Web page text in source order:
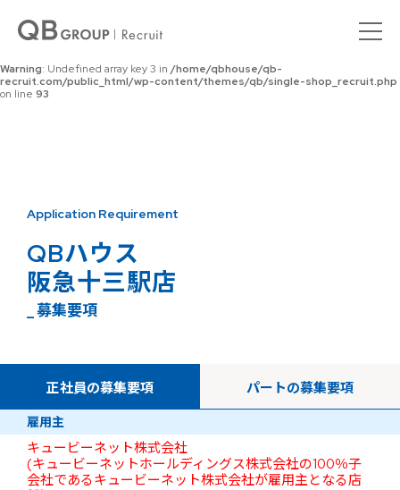
Warning : Undefined array key 0 in
recruit.com/public_html/wp-content/themes/qb/single-shop_recruit.php
on line92
Warning: Undefined array key 3 in /home/qbhouse/qb-
recruit.com/public_html/wp-content/themes/qb/single-shop_recruit.php
on line 93
Application Requirement
QBハウス
阪急十三駅店
_ 募集要項
正社員の募集要項 パートの募集要項
雇用主
キュービーネット株式会社
(キュービーネットホールディングス株式会社の100％子
会社であるキュービーネット株式会社が雇用主となる店